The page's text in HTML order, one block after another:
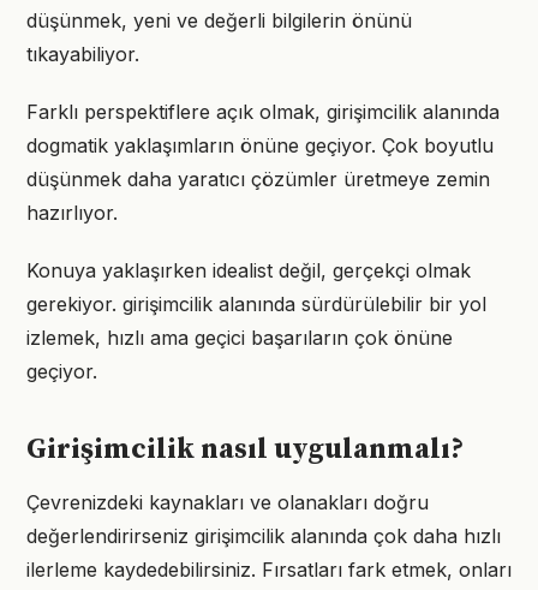
düşünmek, yeni ve değerli bilgilerin önünü
tıkayabiliyor.
Farklı perspektiflere açık olmak, girişimcilik alanında
dogmatik yaklaşımların önüne geçiyor. Çok boyutlu
düşünmek daha yaratıcı çözümler üretmeye zemin
hazırlıyor.
Konuya yaklaşırken idealist değil, gerçekçi olmak
gerekiyor. girişimcilik alanında sürdürülebilir bir yol
izlemek, hızlı ama geçici başarıların çok önüne
geçiyor.
Girişimcilik nasıl uygulanmalı?
Çevrenizdeki kaynakları ve olanakları doğru
değerlendirirseniz girişimcilik alanında çok daha hızlı
ilerleme kaydedebilirsiniz. Fırsatları fark etmek, onları